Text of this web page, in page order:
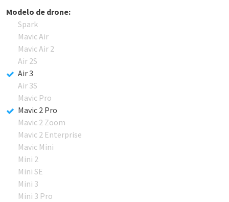
Modelo de drone:
Spark
Mavic Air
Mavic Air 2
Air 2S
Air 3
Air 3S
Mavic Pro
Mavic 2 Pro
Mavic 2 Zoom
Mavic 2 Enterprise
Mavic Mini
Mini 2
Mini SE
Mini 3
Mini 3 Pro